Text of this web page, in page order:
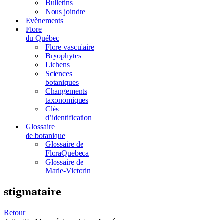
Bulletins
Nous joindre
Évènements
Flore
du Québec
Flore vasculaire
Bryophytes
Lichens
Sciences
botaniques
Changements
taxonomiques
Clés
d’identification
Glossaire
de botanique
Glossaire de
FloraQuebeca
Glossaire de
Marie-Victorin
stigmataire
Retour